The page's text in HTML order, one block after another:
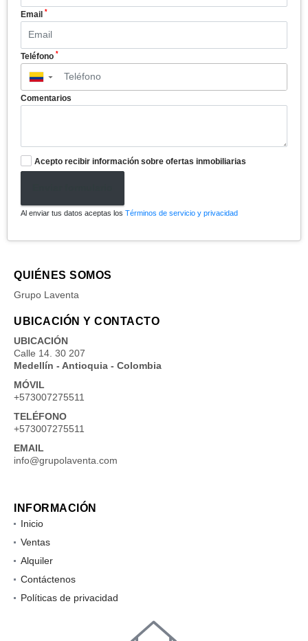
Email *
Teléfono *
▼
Comentarios
Acepto recibir información sobre ofertas inmobiliarias
Al enviar tus datos aceptas los Términos de servicio y privacidad
QUIÉNES SOMOS
Grupo Laventa
UBICACIÓN Y CONTACTO
UBICACIÓN
Calle 14. 30 207
Medellín - Antioquia - Colombia
MÓVIL
+573007275511
TELÉFONO
+573007275511
EMAIL
info@grupolaventa.com
INFORMACIÓN
Inicio
Ventas
Alquiler
Contáctenos
Políticas de privacidad